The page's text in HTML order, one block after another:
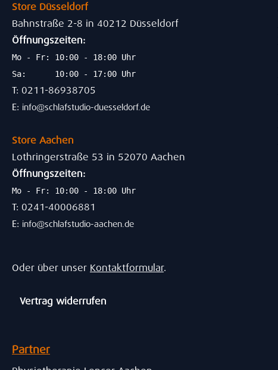
Store Düsseldorf
Bahnstraße 2-8 in 40212 Düsseldorf
Öffnungszeiten:
Mo - Fr: 10:00 - 18:00 Uhr
Sa: 10:00 - 17:00 Uhr
T: 0211-86938705
E: info@schlafstudio-duesseldorf.de
Store Aachen
Lothringerstraße 53 in 52070 Aachen
Öffnungszeiten:
Mo - Fr: 10:00 - 18:00 Uhr
T: 0241-40006881
E: info@schlafstudio-aachen.de
Oder über unser Kontaktformular.
Vertrag widerrufen
Partner